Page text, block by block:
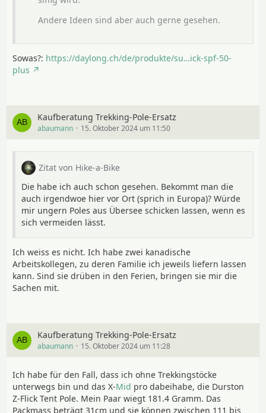
Andere Ideen sind aber auch gerne gesehen.
Sowas?: https://daylong.ch/de/produkte/su…ick-spf-50-
plus
Kaufberatung Trekking-Pole-Ersatz
abaumann 15. Oktober 2024 um 11:50
Zitat von Hike-a-Bike
Die habe ich auch schon gesehen. Bekommt man die
auch irgendwoe hier vor Ort (sprich in Europa)? Würde
mir ungern Poles aus Übersee schicken lassen, wenn es
sich vermeiden lässt.
Ich weiss es nicht. Ich habe zwei kanadische
Arbeitskollegen, zu deren Familie ich jeweils liefern lassen
kann. Sind sie drüben in den Ferien, bringen sie mir die
Sachen mit.
Kaufberatung Trekking-Pole-Ersatz
abaumann 15. Oktober 2024 um 11:28
Ich habe für den Fall, dass ich ohne Trekkingstöcke
unterwegs bin und das X-Mid pro dabeihabe, die Durston
Z-Flick Tent Pole. Mein Paar wiegt 181.4 Gramm. Das
Packmass beträgt 31cm und sie können zwischen 111 bis